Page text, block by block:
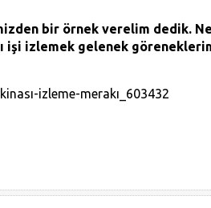
bir örnek verelim dedik.
işi izlemek gelenek